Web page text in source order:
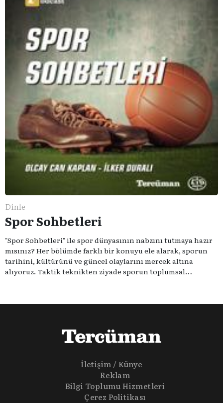
Dinle
Spor Sohbetleri
"Spor Sohbetleri" ile spor dünyasının nabzını tutmaya hazır
mısınız? Her bölümde farklı bir konuyu ele alarak, sporun
tarihini, kültürünü ve güncel olaylarını mercek altına
alıyoruz. Taktik teknikten ziyade sporun toplumsal
göre.
İletişim / Künye
Reklam
Bilgi Toplumu Hizmetleri
Çerez Politikası